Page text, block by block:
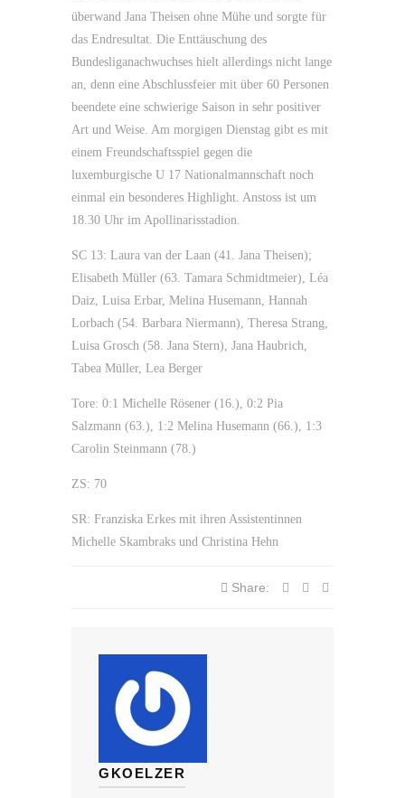
überwand Jana Theisen ohne Mühe und sorgte für
das Endresultat. Die Enttäuschung des
Bundesliganachwuchses hielt allerdings nicht lange
an, denn eine Abschlussfeier mit über 60 Personen
beendete eine schwierige Saison in sehr positiver
Art und Weise. Am morgigen Dienstag gibt es mit
einem Freundschaftsspiel gegen die
luxemburgische U 17 Nationalmannschaft noch
einmal ein besonderes Highlight. Anstoss ist um
18.30 Uhr im Apollinarisstadion.
SC 13: Laura van der Laan (41. Jana Theisen);
Elisabeth Müller (63. Tamara Schmidtmeier), Léa
Daiz, Luisa Erbar, Melina Husemann, Hannah
Lorbach (54. Barbara Niermann), Theresa Strang,
Luisa Grosch (58. Jana Stern), Jana Haubrich,
Tabea Müller, Lea Berger
Tore: 0:1 Michelle Rösener (16.), 0:2 Pia
Salzmann (63.), 1:2 Melina Husemann (66.), 1:3
Carolin Steinmann (78.)
ZS: 70
SR: Franziska Erkes mit ihren Assistentinnen
Michelle Skambraks und Christina Hehn
Share:
GKOELZER